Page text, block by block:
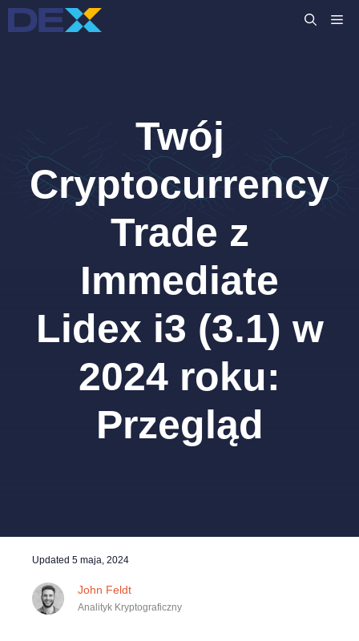
Przejdź
do
Twój
Cryptocurrency
Trade z
Immediate
Lidex i3 (3.1) w
2024 roku:
Przegląd
Updated 5 maja, 2024
John Feldt
Analityk Kryptograficzny